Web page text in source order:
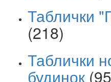
Таблички
(218)
Таблички
будинок